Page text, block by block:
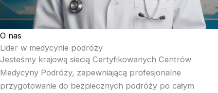
O nas
Lider w medycynie podróży
Jesteśmy krajową siecią Certyfikowanych Centrów
Medycyny Podróży, zapewniającą profesjonalne
przygotowanie do bezpiecznych podróży po całym